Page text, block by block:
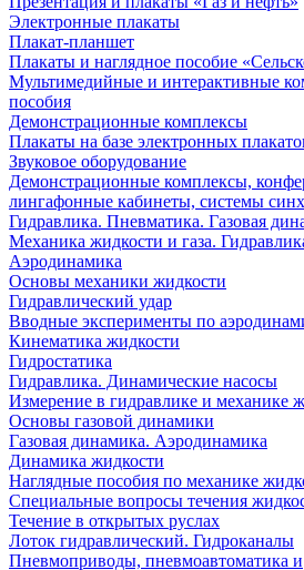
Электронные плакаты
Плакат-планшет
Плакаты и наглядное пособие
Мультимедийные и интерактивные
пособия
Демонстрационные комплексы
Плакаты на базе электронных
Звуковое оборудование
Демонстрационные комплексы,
лингафонные кабинеты, системы
Гидравлика. Пневматика. Газовая
Механика жидкости и газа.
Аэродинамика
Основы механики жидкости
Гидравлический удар
Вводные эксперименты по
Кинематика жидкости
Гидростатика
Гидравлика. Динамические насосы
Измерение в гидравлике и механике
Основы газовой динамики
Газовая динамика. Аэродинамика
Динамика жидкости
Наглядные пособия по механике
Специальные вопросы течения
Течение в открытых руслах
Лоток гидравлический. Гидроканалы
Пневмоприводы, пневмоавтоматика и